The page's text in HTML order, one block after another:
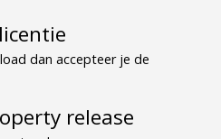
dan accepteer je de
release